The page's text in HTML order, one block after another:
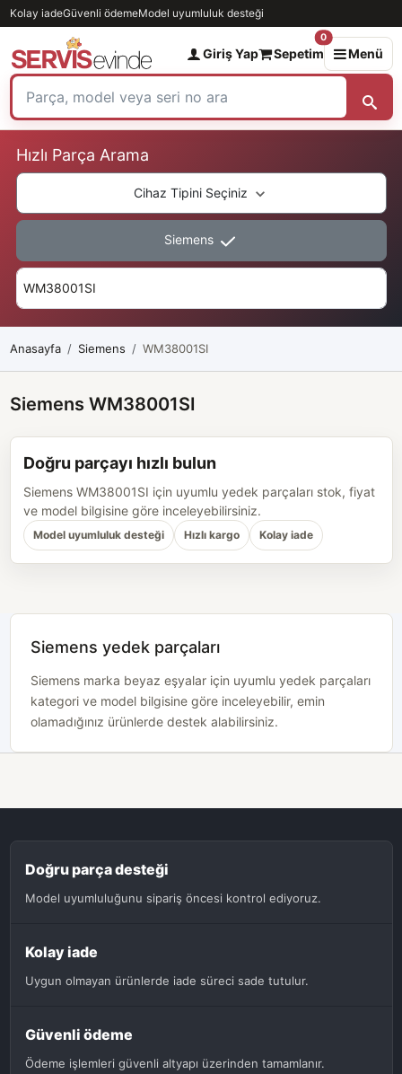
Kolay iadeGüvenli ödemeModel uyumluluk desteği
Giriş Yap Sepetim
0
Menü
Hızlı Parça Arama
Cihaz Tipini Seçiniz
Siemens
Anasayfa Siemens WM38001SI
Siemens WM38001SI
Doğru parçayı hızlı bulun
Siemens WM38001SI için uyumlu yedek parçaları stok, fiyat
ve model bilgisine göre inceleyebilirsiniz.
Model uyumluluk desteği Hızlı kargo Kolay iade
Siemens yedek parçaları
Siemens marka beyaz eşyalar için uyumlu yedek parçaları
kategori ve model bilgisine göre inceleyebilir, emin
olamadığınız ürünlerde destek alabilirsiniz.
Doğru parça desteği
Model uyumluluğunu sipariş öncesi kontrol ediyoruz.
Kolay iade
Uygun olmayan ürünlerde iade süreci sade tutulur.
Güvenli ödeme
Ödeme işlemleri güvenli altyapı üzerinden tamamlanır.